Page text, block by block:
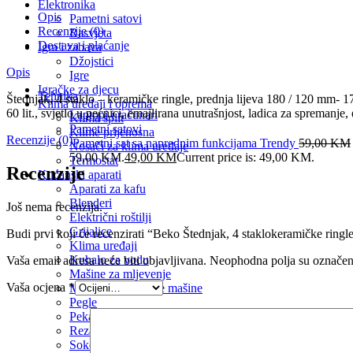
Elektronika
Pametni satovi
Rasvjeta
Igra i zabava
Džojstici
Igre
Igračke za djecu
Klima uređaji i oprema
Klima split
Klime prijenosna
Nosači za klima uređaje
Termostat
Kućanski aparati
Aparati za kafu
Blenderi
Električni roštilji
Grijalice
Klima uređaji
Kuhalo za vodu
Mašine za mljevenje
Mikseri i kuhinjske mašine
Pegle
Pekači
Rezalice
Sokovnik
Tehnika
Laptopi i računari
Pametni satovi
Pametni sat sa naprednim funkcijama Trendy 59,00KM
59,00 KM.49,00 KMCurrent price is: 49,00 KM.
Opis
Recenzije (0)
Dostava i plaćanje
Opis
Štednjak, 4 staklo – keramičke ringle, prednja lijeva 180 / 120 mm-
60 lit., svjetlo u pećnici, emajlirana unutrašnjost, ladica za
Recenzije (0)
Recenzije
Još nema recenzija.
Budi prvi koji će recenzirati “Beko Štednjak, 4 staklokeramičke
Vaša email adresa neće biti objavljivana. Neophodna polja su
Vaša ocjena *